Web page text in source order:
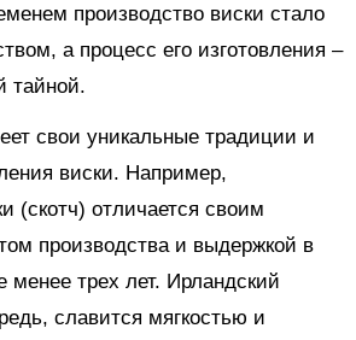
производство виски стало
а процесс его изготовления –
тайной.
свои уникальные традиции и
виски. Например,
(скотч) отличается своим
производства и выдержкой в
менее трех лет. Ирландский
славится мягкостью и